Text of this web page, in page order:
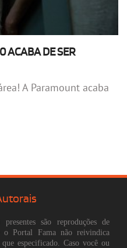
ACABA DE SER
A Paramount acaba
são reproduções de
o Portal Fama não reivindica
especificado. Caso você ou